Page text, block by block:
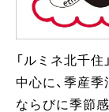
「ルミネ北千
中心に、季産
ならびに季節